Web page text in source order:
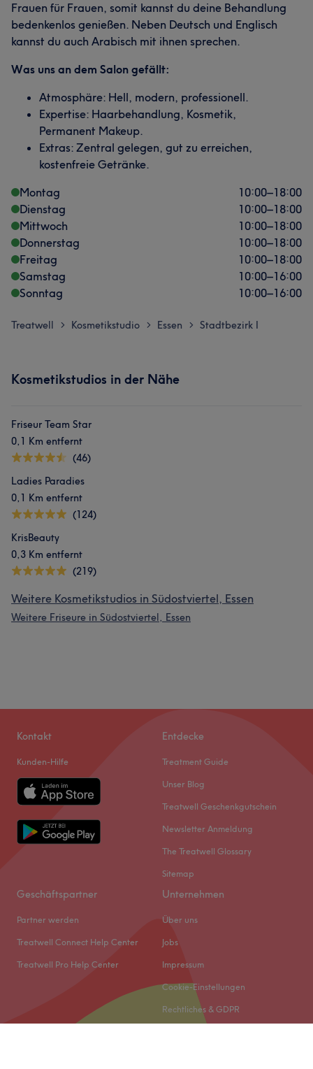
Frauen für Frauen, somit kannst du deine Behandlung
bedenkenlos genießen. Neben Deutsch und Englisch
kannst du auch Arabisch mit ihnen sprechen.
Was uns an dem Salon gefällt:
Atmosphäre: Hell, modern, professionell.
Expertise: Haarbehandlung, Kosmetik,
Permanent Makeup.
Extras: Zentral gelegen, gut zu erreichen,
kostenfreie Getränke.
Montag
10:00–18:00
Dienstag
10:00–18:00
Mittwoch
10:00–18:00
Donnerstag
10:00–18:00
Freitag
10:00–18:00
Samstag
10:00–16:00
Sonntag
10:00–16:00
Treatwell > Kosmetikstudio > Essen > Stadtbezirk I
Kosmetikstudios in der Nähe
Friseur Team Star
0,1 Km entfernt
(46)
Ladies Paradies
0,1 Km entfernt
(124)
KrisBeauty
0,3 Km entfernt
(219)
Weitere Kosmetikstudios in Südostviertel, Essen
Weitere Friseure in Südostviertel, Essen
Kontakt
Kunden-Hilfe
Entdecke
Treatment Guide
Unser Blog
Treatwell Geschenkgutschein
Newsletter Anmeldung
The Treatwell Glossary
Sitemap
Geschäftspartner
Partner werden
Treatwell Connect Help Center
Treatwell Pro Help Center
Unternehmen
Über uns
Jobs
Impressum
Cookie-Einstellungen
Rechtliches & GDPR